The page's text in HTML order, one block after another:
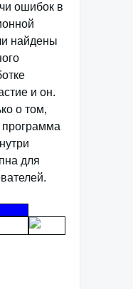
ошибок в
найдены
и он.
о том,
программа
для